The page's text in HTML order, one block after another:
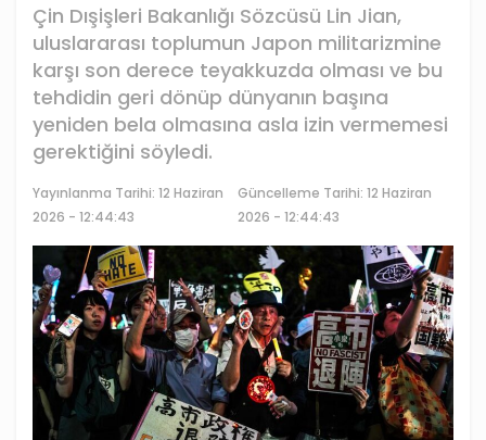
Çin Dışişleri Bakanlığı Sözcüsü Lin Jian,
uluslararası toplumun Japon militarizmine
karşı son derece teyakkuzda olması ve bu
tehdidin geri dönüp dünyanın başına
yeniden bela olmasına asla izin vermemesi
gerektiğini söyledi.
Yayınlanma Tarihi: 12 Haziran
2026 - 12:44:43
Güncelleme Tarihi: 12 Haziran
2026 - 12:44:43